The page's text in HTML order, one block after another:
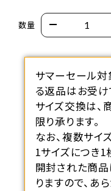
数量
サマーセール対
る返品はお受け
サイズ交換は
限り承ります。
なお、複数サイ
1サイズにつき1
開封された商品
りますので、あ